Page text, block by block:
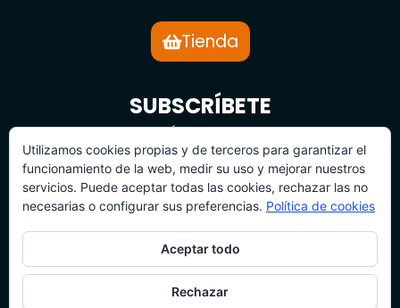
Tienda
SUBSCRÍBETE
BOLETÍN DE NOTICIAS
SUBSCRÍBETE
Utilizamos cookies propias y de terceros para garantizar el
funcionamiento de la web, medir su uso y mejorar nuestros
servicios. Puede aceptar todas las cookies, rechazar las no
necesarias o configurar sus preferencias. Política de cookies
Aceptar todo
Rechazar